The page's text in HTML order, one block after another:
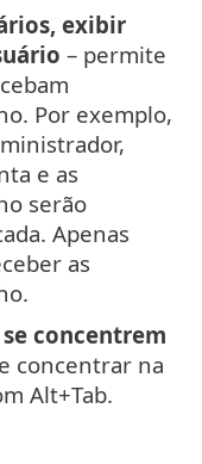
exibir
– permite
Por exemplo,
e as
serão
Apenas
as
concentrem
concentrar na
Alt+Tab.